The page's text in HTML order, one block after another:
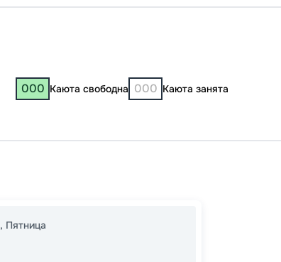
000 Каюта свободна 000 Каюта занята
, Пятница